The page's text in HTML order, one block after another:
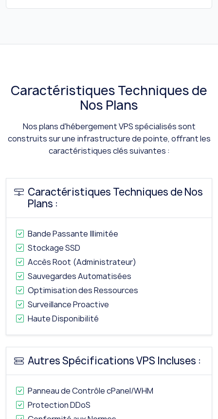
Caractéristiques Techniques de
Nos Plans
Nos plans d'hébergement VPS spécialisés sont
construits sur une infrastructure de pointe, offrant les
caractéristiques clés suivantes :
Caractéristiques Techniques de Nos
Plans :
Bande Passante Illimitée
Stockage SSD
Accès Root (Administrateur)
Sauvegardes Automatisées
Optimisation des Ressources
Surveillance Proactive
Haute Disponibilité
Autres Spécifications VPS Incluses :
Panneau de Contrôle cPanel/WHM
Protection DDoS